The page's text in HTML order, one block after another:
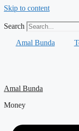
Skip to content
Search
Amal Bunda
Amal Bunda
Money